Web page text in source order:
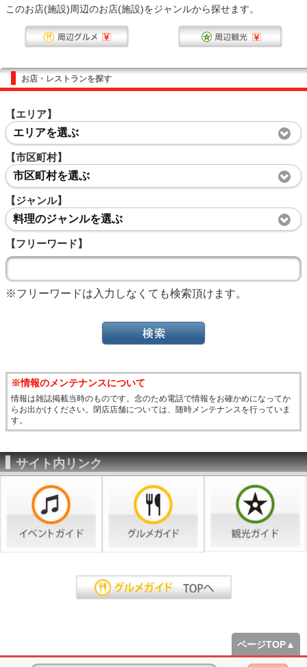
このお店(施設)周辺のお店(施設)をジャンルから探せます。
お店・レストランを探す
【エリア】
エリアを選ぶ
【市区町村】
市区町村を選ぶ
【ジャンル】
料理のジャンルを選ぶ
【フリーワード】
※フリーワードは入力しなくても検索頂けます。
※情報のメンテナンスについて
情報は雑誌掲載当時のものです。念のため電話で情報をお確かめになってか
らお出かけください。閉店店舗については、随時メンテナンスを行っていま
す。
サイト内リンク
ページTOP▲